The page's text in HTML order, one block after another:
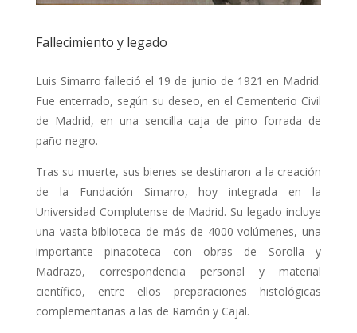
Fallecimiento y legado
Luis Simarro falleció el 19 de junio de 1921 en Madrid.
Fue enterrado, según su deseo, en el Cementerio Civil
de Madrid, en una sencilla caja de pino forrada de
paño negro.
Tras su muerte, sus bienes se destinaron a la creación
de la Fundación Simarro, hoy integrada en la
Universidad Complutense de Madrid. Su legado incluye
una vasta biblioteca de más de 4000 volúmenes, una
importante pinacoteca con obras de Sorolla y
Madrazo, correspondencia personal y material
científico, entre ellos preparaciones histológicas
complementarias a las de Ramón y Cajal.